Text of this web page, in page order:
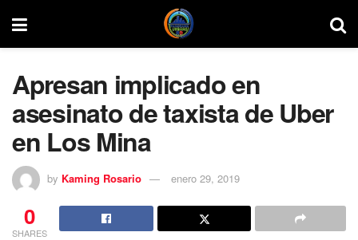
Apresan implicado en
asesinato de taxista de Uber
en Los Mina
by Kaming Rosario enero 29, 2019
0
SHARES